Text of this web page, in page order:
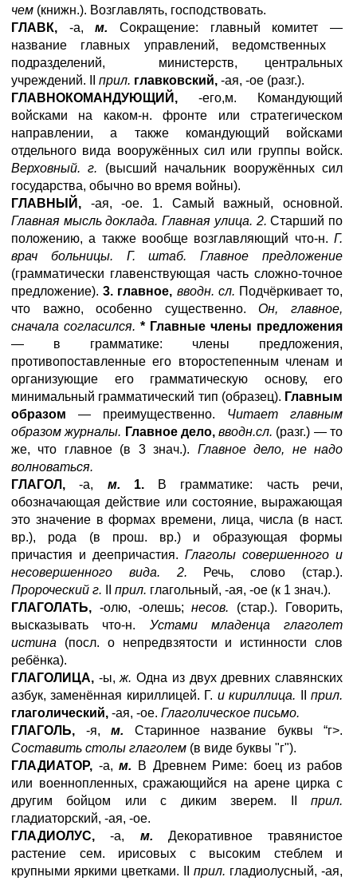
чем (книжн.). Возглавлять, господствовать.
ГЛАВК, -а, м. Сокращение: главный комитет —
название главных управлений, ведомственных
подразделений, министерств, центральных
учреждений. II прил. главковский, -ая, -ое (разг.).
ГЛАВНОКОМАНДУЮЩИЙ, -его,м. Командующий
войсками на каком-н. фронте или стратегическом
направлении, а также командующий войсками
отдельного вида вооружённых сил или группы войск.
Верховный. г. (высший начальник вооружённых сил
государства, обычно во время войны).
ГЛАВНЫЙ, -ая, -ое. 1. Самый важный, основной.
Главная мысль доклада. Главная улица. 2. Старший по
положению, а также вообще возглавляющий что-н. Г.
врач больницы. Г. штаб. Главное предложение
(грамматически главенствующая часть сложно-точное
предложение). 3. главное, вводн. сл. Подчёркивает то,
что важно, особенно существенно.Он, главное,
сначала согласился. * Главные члены предложения
— в грамматике: члены предложения,
противопоставленные его второстепенным членам и
организующие его грамматическую основу, его
минимальный грамматический тип (образец). Главным
образом — преимущественно. Читает главным
образом журналы. Главное дело, вводн.сл. (разг.) — то
же, что главное (в 3 знач.). Главное дело, не надо
волноваться.
ГЛАГОЛ, -а, м. 1.В грамматике: часть речи,
обозначающая действие или состояние, выражающая
это значение в формах времени, лица, числа (в наст.
вр.), рода (в прош. вр.) и образующая формы
причастия и деепричастия. Глаголы совершенного и
несовершенного вида. 2. Речь, слово (стар.).
Пророческий г.
прил. глагольный, -ая, -ое (к 1 знач.).
ГЛАГОЛАТЬ, -олю, -олешь;несов. (стар.). Говорить,
высказывать что-н. Устами младенца глаголет
истина (посл. о непредвзятости и истинности слов
ребёнка).
ГЛАГОЛИЦА, -ы,ж. Одна из двух древних славянских
азбук, заменённая кириллицей. Г. и кириллица. IIприл.
глаголический, -ая, -ое. Глаголическое письмо.
ГЛАГОЛЬ, -я, м. Старинное название буквы “г>.
Составить столы глаголем (в виде буквы "г").
ГЛАДИАТОР, -а, м. В Древнем Риме: боец из рабов
или военнопленных, сражающийся на арене цирка с
другим бойцом или с диким зверем. II прил.
гладиаторский, -ая, -ое.
ГЛАДИОЛУС, -а, м. Декоративное травянистое
растение сем. ирисовых с высоким стеблем и
крупными яркими цветками. II прил. гладиолусный, -ая,